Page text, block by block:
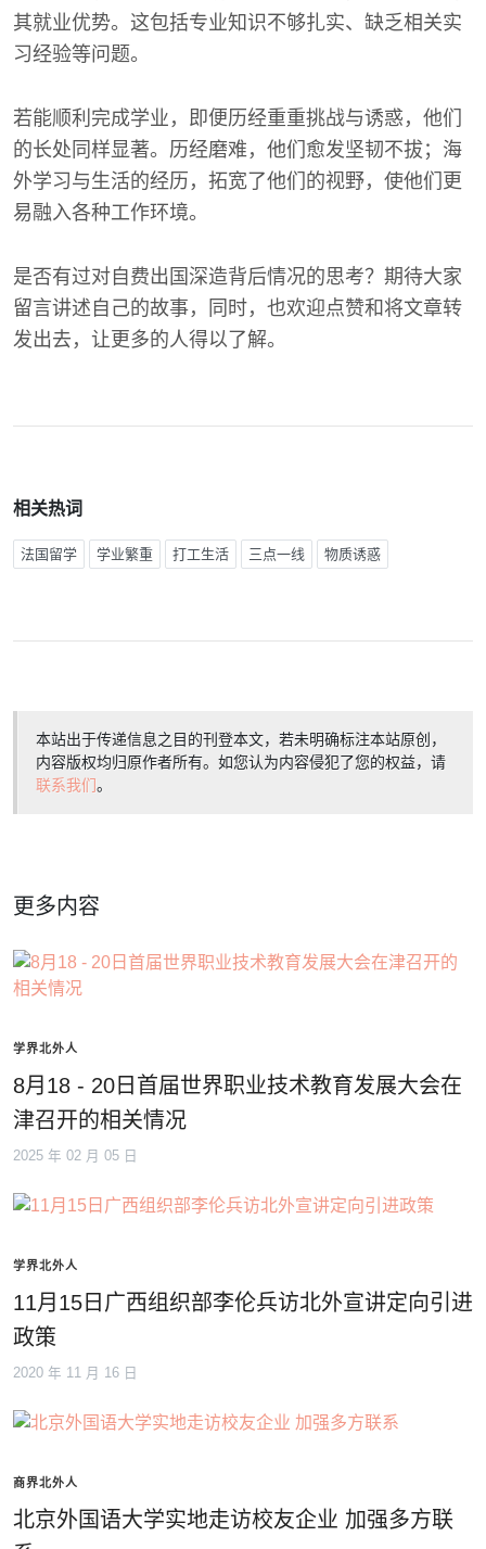
其就业优势。这包括专业知识不够扎实、缺乏相关实
习经验等问题。
若能顺利完成学业，即便历经重重挑战与诱惑，他们
的长处同样显著。历经磨难，他们愈发坚韧不拔；海
外学习与生活的经历，拓宽了他们的视野，使他们更
易融入各种工作环境。
是否有过对自费出国深造背后情况的思考？期待大家
留言讲述自己的故事，同时，也欢迎点赞和将文章转
发出去，让更多的人得以了解。
相关热词
法国留学 学业繁重 打工生活 三点一线 物质诱惑
本站出于传递信息之目的刊登本文，若未明确标注本站原创，
内容版权均归原作者所有。如您认为内容侵犯了您的权益，请
联系我们。
更多内容
学界北外人
8月18 - 20日首届世界职业技术教育发展大会在
津召开的相关情况
2025 年 02 月 05 日
学界北外人
11月15日广西组织部李伦兵访北外宣讲定向引进
政策
2020 年 11 月 16 日
商界北外人
北京外国语大学实地走访校友企业 加强多方联